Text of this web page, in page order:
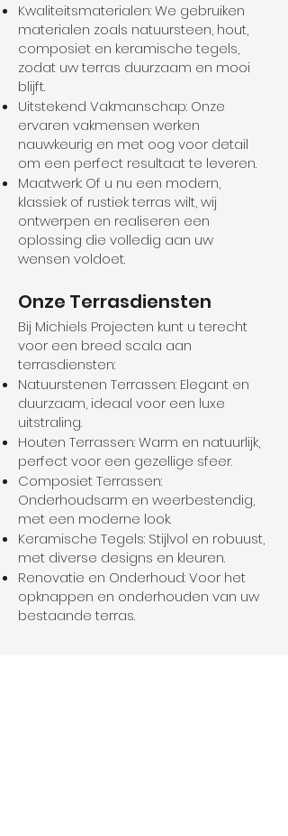
Kwaliteitsmaterialen: We gebruiken
materialen zoals natuursteen, hout,
composiet en keramische tegels,
zodat uw terras duurzaam en mooi
blijft.
Uitstekend Vakmanschap: Onze
ervaren vakmensen werken
nauwkeurig en met oog voor detail
om een perfect resultaat te leveren.
Maatwerk: Of u nu een modern,
klassiek of rustiek terras wilt, wij
ontwerpen en realiseren een
oplossing die volledig aan uw
wensen voldoet.
Onze Terrasdiensten
Bij Michiels Projecten kunt u terecht
voor een breed scala aan
terrasdiensten:
Natuurstenen Terrassen: Elegant en
duurzaam, ideaal voor een luxe
uitstraling.
Houten Terrassen: Warm en natuurlijk,
perfect voor een gezellige sfeer.
Composiet Terrassen:
Onderhoudsarm en weerbestendig,
met een moderne look.
Keramische Tegels: Stijlvol en robuust,
met diverse designs en kleuren.
Renovatie en Onderhoud: Voor het
opknappen en onderhouden van uw
bestaande terras.